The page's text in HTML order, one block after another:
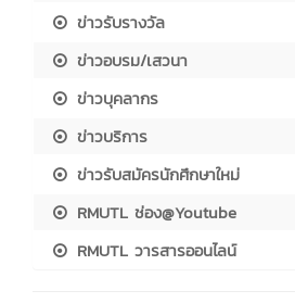
ข่าวรับรางวัล
ข่าวอบรม/เสวนา
ข่าวบุคลากร
ข่าวบริการ
ข่าวรับสมัครนักศึกษาใหม่
RMUTL ช่อง@Youtube
RMUTL วารสารออนไลน์